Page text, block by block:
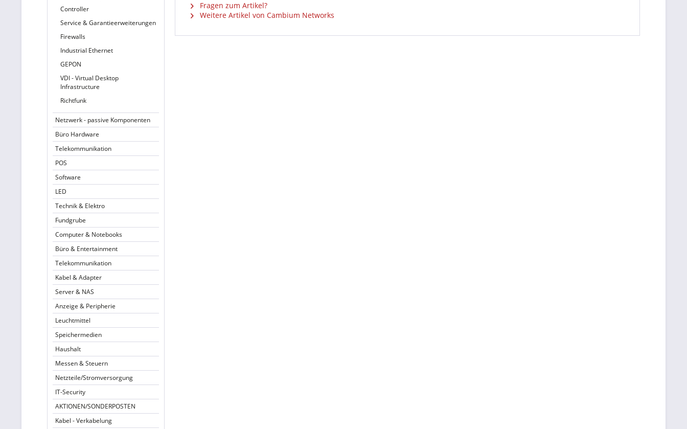
Controller
Service & Garantieerweiterungen
Firewalls
Industrial Ethernet
GEPON
VDI - Virtual Desktop
Infrastructure
Richtfunk
Netzwerk - passive Komponenten
Büro Hardware
Telekommunikation
POS
Software
LED
Technik & Elektro
Fundgrube
Computer & Notebooks
Büro & Entertainment
Telekommunikation
Kabel & Adapter
Server & NAS
Anzeige & Peripherie
Leuchtmittel
Speichermedien
Haushalt
Messen & Steuern
Netzteile/Stromversorgung
IT-Security
AKTIONEN/SONDERPOSTEN
Kabel - Verkabelung
Fragen zum Artikel?
Weitere Artikel von Cambium Networks